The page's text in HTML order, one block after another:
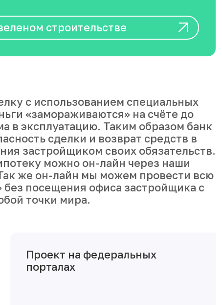
строительстве
с использованием специальных
«замораживаются» на счёте до
в эксплуатацию. Таким образом банк
сделки и возврат средств в
застройщиком своих обязательств.
можно он-лайн через наши
же он-лайн мы можем провести всю
без посещения офиса застройщика с
точки мира.
Проект на федеральных
порталах